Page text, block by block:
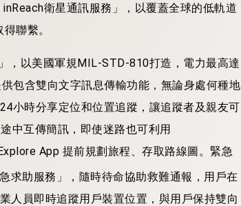
衛星通訊服務」，以覆蓋全球的低軌道
聯繫。
，以美國軍規MIL-STD-810打造，電力最高達
包含雙向文字訊息傳輸功能，無論身處何種地
小時分享定位和位置追蹤，讓追蹤者及親友可
中互傳簡訊，即使迷路也可利用
App 提前規劃旅程、存取路線圖。緊急
求助服務」，隨時待命協助救難通報，用戶在
人員即時追蹤用戶裝置位置，與用戶保持雙向